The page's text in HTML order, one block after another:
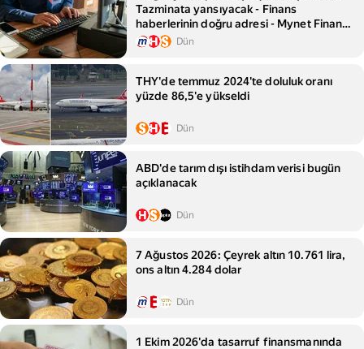
Tazminata yansıyacak - Finans
haberlerinin doğru adresi - Mynet Finans
Haber
Dün
THY'de temmuz 2024'te doluluk oranı
yüzde 86,5'e yükseldi
Dün
ABD'de tarım dışı istihdam verisi bugün
açıklanacak
Dün
7 Ağustos 2026: Çeyrek altın 10.761 lira,
ons altın 4.284 dolar
Dün
1 Ekim 2026'da tasarruf finansmanında